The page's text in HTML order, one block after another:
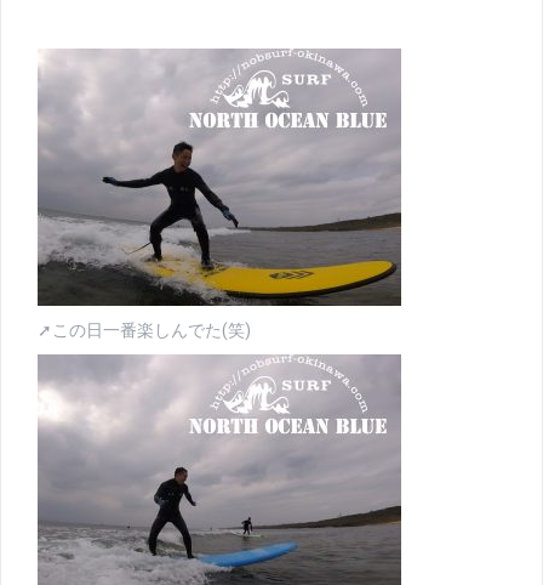
➚この日一番楽しんでた(笑)